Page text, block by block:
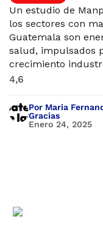
Un estudio de
los sectores con
Guatemala son
salud, impulsados
crecimiento
4,6
Por Maria
Gracias
Enero 24, 2025